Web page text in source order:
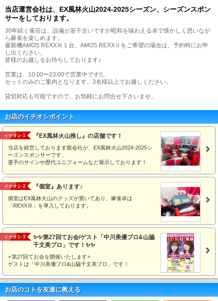
当店運営会社は、EX風林火山2024‐2025シーズン、シーズンスポン
サーをしております。
30年続く雀荘は、設備が若干古いですが昭和を味わえる卓で懐かしく思いなが
ら麻雀を楽しめます。
最新機AMOS REXXⅢ１台、AMOS REXXⅡをご希望の場合は、予約時にお申
し出ください。
皆様のお越しをお待ちしております♪
営業は、10:00〜23:00で営業中です🀄。
セットのみのご案内となります。3名様以上でお越しください。
貸切対応も可能ですので、お気軽にお問合せ下さいませ。
お店のイチオシポイント
イチオシ 1 『EX風林火山推し』の店舗です！
当店を経営しております親会社が、EX風林火山2024‐2025シ
ーズンスポンサーです。
選手のサインや歴代ユニフォームなど展示しております！
イチオシ 2 『個室』あります♪
個室はEX風林火山のグッズが置いてあり、麻雀卓は
「REXXⅢ」を導入しております。
イチオシ 3
✨✨第27回てお会/ゲスト「中川美優プロ&山脇
千文美プロ」です！✨✨
⭐第27回てお会を開催いたします⭐
ゲストは「中川美優プロ&山脇千文美プロ」です！
お店のコトを友達に教える